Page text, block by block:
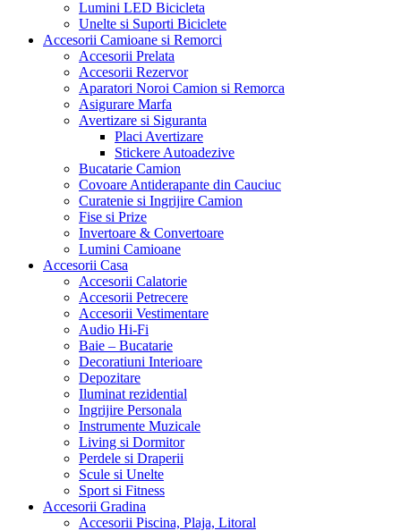
Lumini LED Bicicleta
Unelte si Suporti Biciclete
Accesorii Camioane si Remorci
Accesorii Prelata
Accesorii Rezervor
Aparatori Noroi Camion si Remorca
Asigurare Marfa
Avertizare si Siguranta
Placi Avertizare
Stickere Autoadezive
Bucatarie Camion
Covoare Antiderapante din Cauciuc
Curatenie si Ingrijire Camion
Fise si Prize
Invertoare & Convertoare
Lumini Camioane
Accesorii Casa
Accesorii Calatorie
Accesorii Petrecere
Accesorii Vestimentare
Audio Hi-Fi
Baie – Bucatarie
Decoratiuni Interioare
Depozitare
Iluminat rezidential
Ingrijire Personala
Instrumente Muzicale
Living si Dormitor
Perdele si Draperii
Scule si Unelte
Sport si Fitness
Accesorii Gradina
Accesorii Piscina, Plaja, Litoral